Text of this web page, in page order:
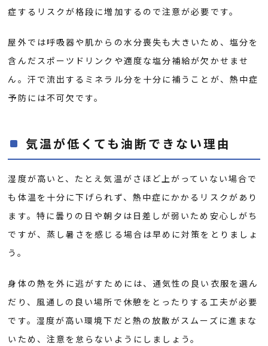
症するリスクが格段に増加するので注意が必要です。
屋外では呼吸器や肌からの水分喪失も大きいため、塩分を
含んだスポーツドリンクや適度な塩分補給が欠かせませ
ん。汗で流出するミネラル分を十分に補うことが、熱中症
予防には不可欠です。
気温が低くても油断できない理由
湿度が高いと、たとえ気温がさほど上がっていない場合で
も体温を十分に下げられず、熱中症にかかるリスクがあり
ます。特に曇りの日や朝夕は日差しが弱いため安心しがち
ですが、蒸し暑さを感じる場合は早めに対策をとりましょ
う。
身体の熱を外に逃がすためには、通気性の良い衣服を選ん
だり、風通しの良い場所で休憩をとったりする工夫が必要
です。湿度が高い環境下だと熱の放散がスムーズに進まな
いため、注意を怠らないようにしましょう。